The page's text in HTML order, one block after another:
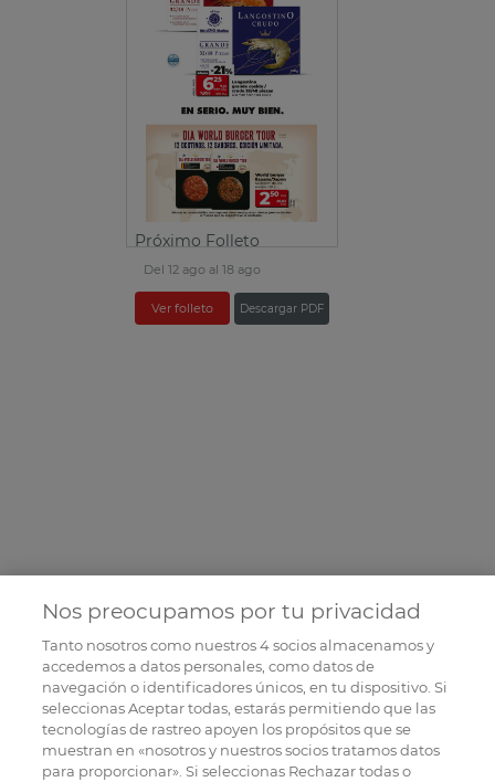
Próximo Folleto
Del 12 ago al 18 ago
Ver folleto Descargar PDF
Nos preocupamos por tu privacidad
Tanto nosotros como nuestros4socios almacenamos y
accedemos a datos personales, como datos de
navegación o identificadores únicos, en tu dispositivo. Si
seleccionas Aceptar todas, estarás permitiendo que las
tecnologías de rastreo apoyen los propósitos que se
muestran en «nosotros y nuestros socios tratamos datos
para proporcionar». Si seleccionas Rechazar todas o